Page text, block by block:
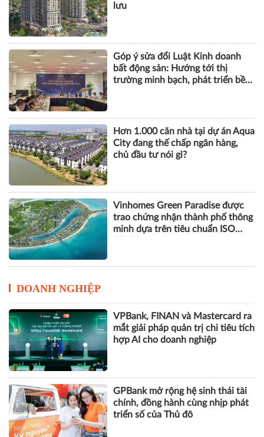
lưu
Góp ý sửa đổi Luật Kinh doanh
bất động sản: Hướng tới thị
trường minh bạch, phát triển bền
Hơn 1.000 căn nhà tại dự án Aqua
City đang thế chấp ngân hàng,
chủ đầu tư nói gì?
Vinhomes Green Paradise được
trao chứng nhận thành phố thông
minh dựa trên tiêu chuẩn ISO
DOANH NGHIỆP
VPBank, FINAN và Mastercard ra
mắt giải pháp quản trị chi tiêu tích
hợp AI cho doanh nghiệp
GPBank mở rộng hệ sinh thái tài
chính, đồng hành cùng nhịp phát
triển số của Thủ đô